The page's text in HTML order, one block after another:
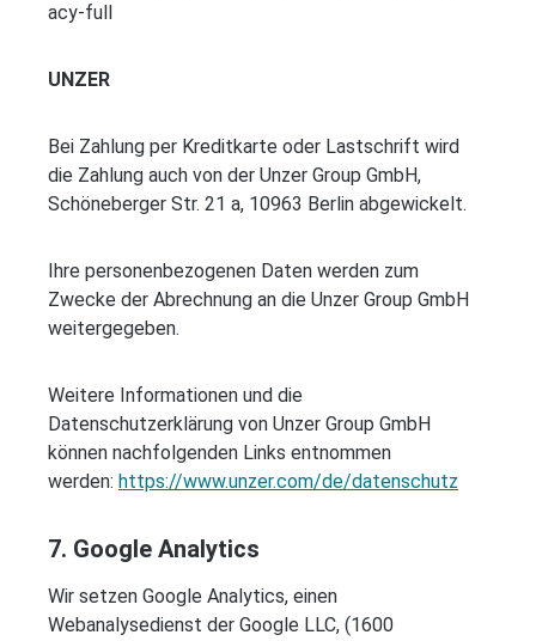
acy-full
UNZER
Bei Zahlung per Kreditkarte oder Lastschrift wird
die Zahlung auch von der Unzer Group GmbH,
Schöneberger Str. 21 a, 10963 Berlin abgewickelt.
Ihre personenbezogenen Daten werden zum
Zwecke der Abrechnung an die Unzer Group GmbH
weitergegeben.
Weitere Informationen und die
Datenschutzerklärung von Unzer Group GmbH
können nachfolgenden Links entnommen
werden: https://www.unzer.com/de/datenschutz
7. Google Analytics
Wir setzen Google Analytics, einen
Webanalysedienst der Google LLC, (1600